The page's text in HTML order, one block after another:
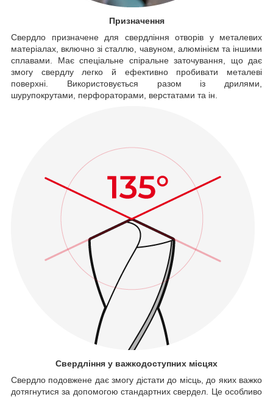
Призначення
Свердло призначене для свердління отворів у металевих
матеріалах, включно зі сталлю, чавуном, алюмінієм та іншими
сплавами. Має спеціальне спіральне заточування, що дає
змогу свердлу легко й ефективно пробивати металеві
поверхні. Використовується разом із дрилями,
шурупокрутами, перфораторами, верстатами та ін.
Свердління у важкодоступних місцях
Свердло подовжене дає змогу дістати до місць, до яких важко
дотягнутися за допомогою стандартних свердел. Це особливо